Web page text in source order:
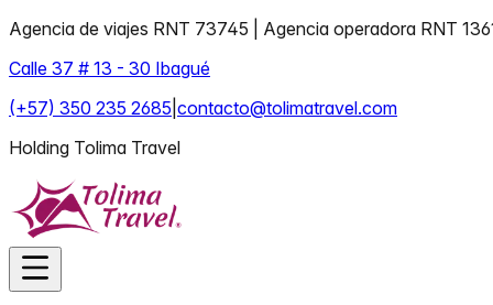
Agencia de viajes RNT 73745 | Agencia operadora RNT
Calle 37 # 13 - 30 Ibagué
(+57) 350 235 2685 contacto@tolimatravel.com
Holding Tolima Travel